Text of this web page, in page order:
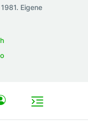
Eigene